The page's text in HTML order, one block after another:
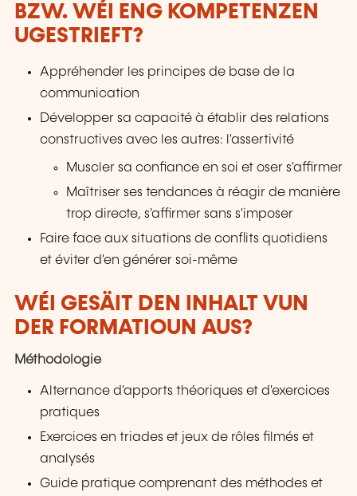
BZW. WÉI ENG KOMPETENZEN
UGESTRIEFT?
Appréhender les principes de base de la
communication
Développer sa capacité à établir des relations
constructives avec les autres: l'assertivité
Muscler sa confiance en soi et oser s'affirmer
Maîtriser ses tendances à réagir de manière
trop directe, s'affirmer sans s'imposer
Faire face aux situations de conflits quotidiens
et éviter d'en générer soi-même
WÉI GESÄIT DEN INHALT VUN
DER FORMATIOUN AUS?
Méthodologie
Alternance d'apports théoriques et d'exercices
pratiques
Exercices en triades et jeux de rôles filmés et
analysés
Guide pratique comprenant des méthodes et